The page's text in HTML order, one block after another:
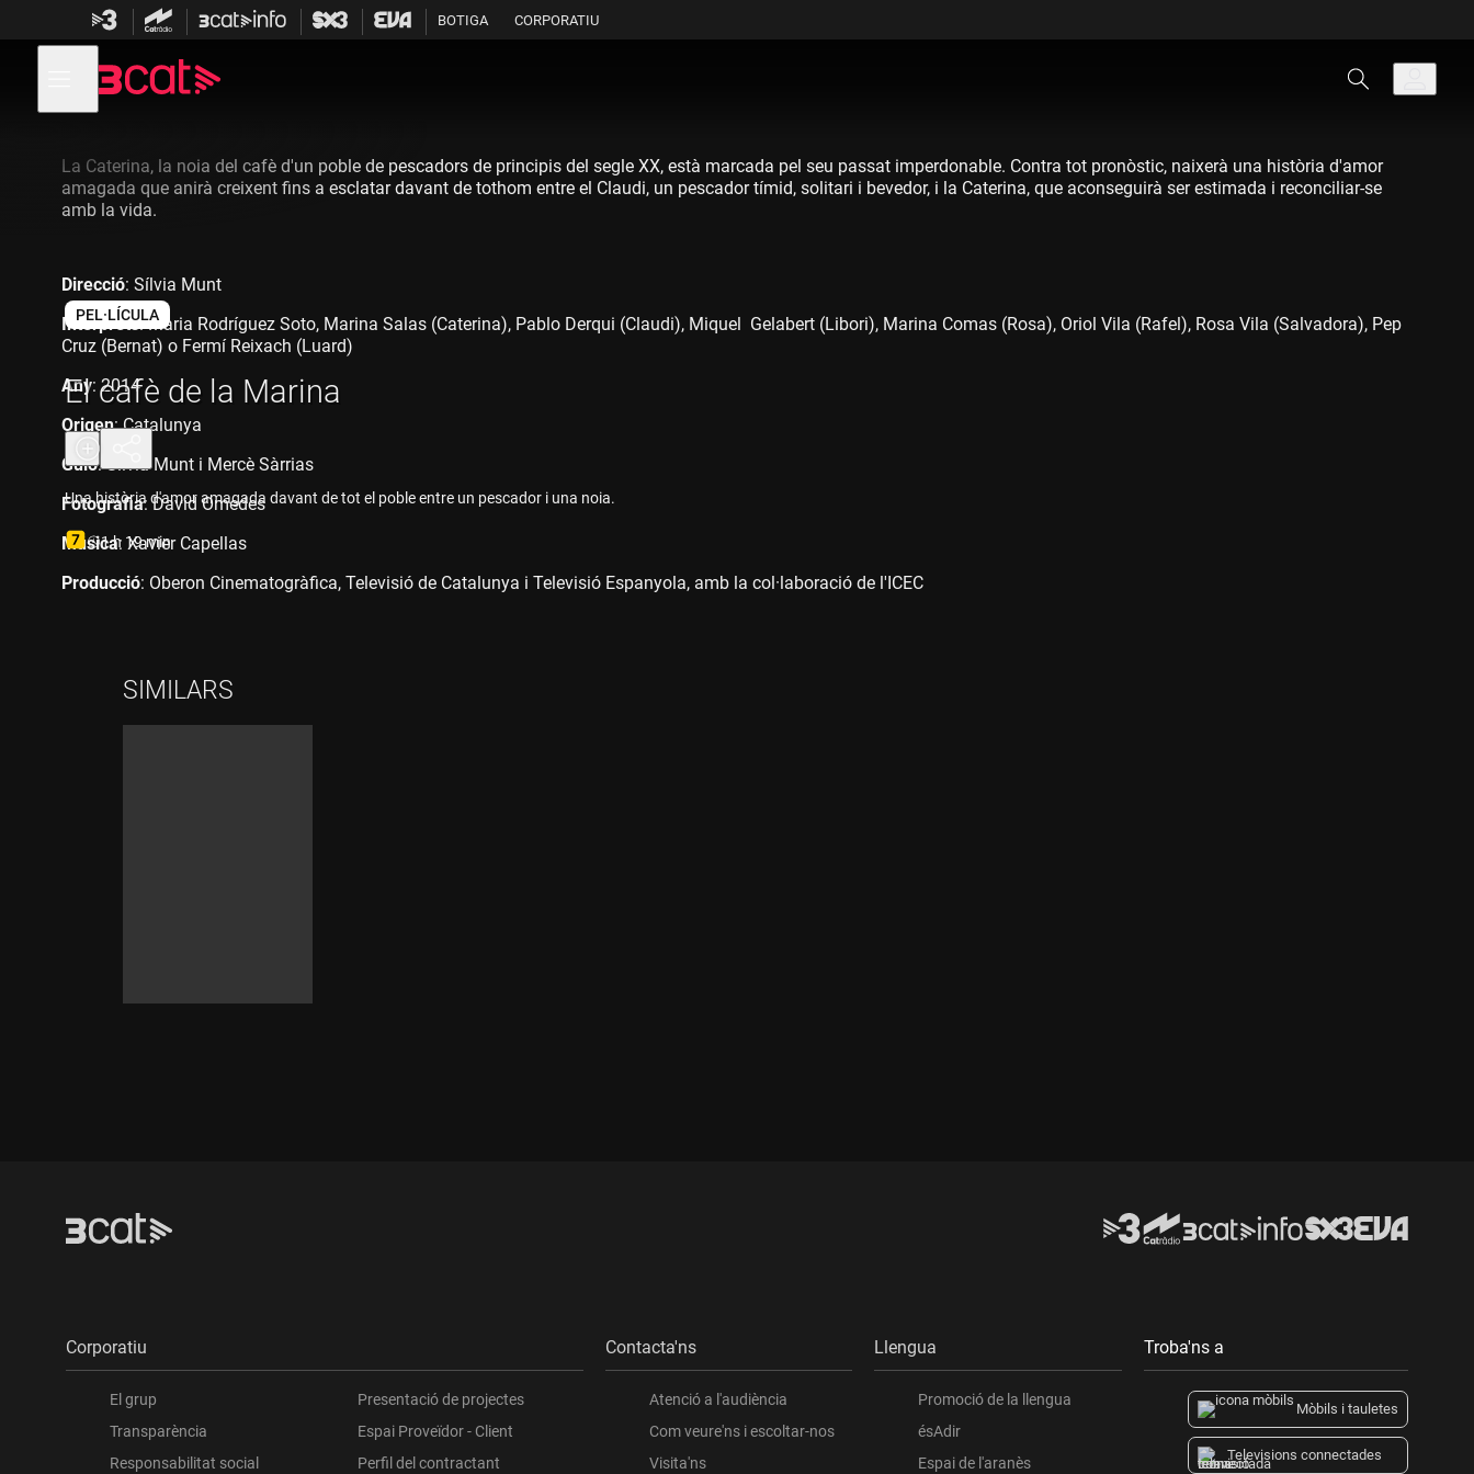
contingut
BOTIGA CORPORATIU
menú
de
PEL·LÍCULA
El cafè de la Marina
Una història d'amor amagada davant de tot el poble entre un pescador i una noia.
Durada:
1 h 19 min
La Caterina, la noia del cafè d'un poble de pescadors de principis del segle XX, està marcada pel seu passat imperdonable. Contra tot pronòstic, naixerà una història d'amor
amagada que anirà creixent fins a esclatar davant de tothom entre el Claudi, un pescador tímid, solitari i bevedor, i la Caterina, que aconseguirà ser estimada i reconciliar-se
amb la vida.
Direcció: Sílvia Munt
Intèrprets: Maria Rodríguez Soto, Marina Salas (Caterina), Pablo Derqui (Claudi), Miquel Gelabert (Libori), Marina Comas (Rosa), Oriol Vila (Rafel), Rosa Vila (Salvadora), Pep
Cruz (Bernat) o Fermí Reixach (Luard)
Any: 2014
Origen: Catalunya
Guió: Sílvia Munt i Mercè Sàrrias
Fotografia: David Omedes
Música: Xavier Capellas
Producció: Oberon Cinematogràfica, Televisió de Catalunya i Televisió Espanyola, amb la col·laboració de l'ICEC
SIMILARS
Corporatiu
El grup
Transparència
Responsabilitat social
Presentació de projectes
Espai Proveïdor - Client
Perfil del contractant
Contacta'ns
Atenció a l'audiència
Com veure'ns i escoltar-nos
Visita'ns
Llengua
Promoció de la llengua
ésAdir
Espai de l'aranès
Troba'ns a
Mòbils i tauletes
Televisions connectades